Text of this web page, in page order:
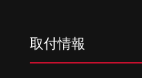
取付情報